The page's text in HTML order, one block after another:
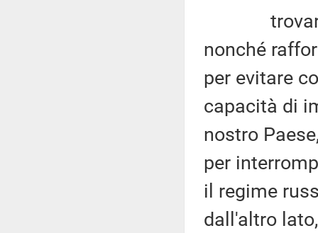
trovare
nonché
per evitare
capacità di
nostro
per
il regime
dall'altro